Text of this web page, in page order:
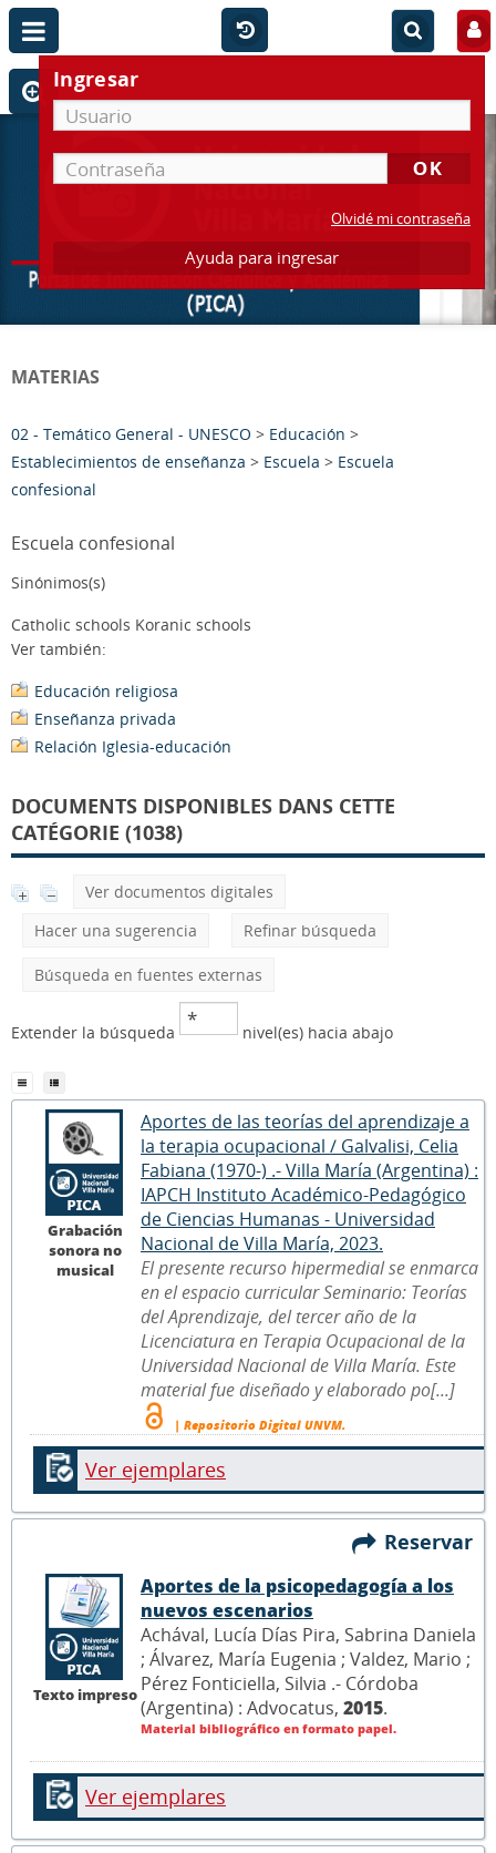
Ingresar
Olvidé mi contraseña
Ayuda para ingresar
MATERIAS
02 - Temático General - UNESCO > Educación >
Establecimientos de enseñanza > Escuela > Escuela
confesional
Escuela confesional
Sinónimos(s)
Catholic schools Koranic schools
Ver también:
Educación religiosa
Enseñanza privada
Relación Iglesia-educación
DOCUMENTS DISPONIBLES DANS CETTE
CATÉGORIE (1038)
Ver documentos digitales
Hacer una sugerencia
Refinar búsqueda
Búsqueda en fuentes externas
Extender la búsqueda nivel(es) hacia abajo
Grabación
sonora no
musical
Aportes de las teorías del aprendizaje a
la terapia ocupacional / Galvalisi, Celia
Fabiana (1970-) .- Villa María (Argentina) :
IAPCH Instituto Académico-Pedagógico
de Ciencias Humanas - Universidad
Nacional de Villa María, 2023.
El presente recurso hipermedial se enmarca
en el espacio curricular Seminario: Teorías
del Aprendizaje, del tercer año de la
Licenciatura en Terapia Ocupacional de la
Universidad Nacional de Villa María. Este
material fue diseñado y elaborado po[...]
| Repositorio Digital UNVM.
Ver ejemplares
Reservar
Texto impreso
Aportes de la psicopedagogía a los
nuevos escenarios
Achával, Lucía Días Pira, Sabrina Daniela
; Álvarez, María Eugenia ; Valdez, Mario ;
Pérez Fonticiella, Silvia .- Córdoba
(Argentina) : Advocatus, 2015.
Material bibliográfico en formato papel.
Ver ejemplares